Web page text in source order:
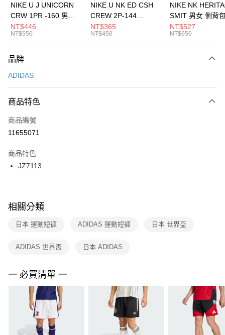
元大商業銀行
台灣樂天信用卡公司
全盈+PAY
AFTEE先享後付
【關於「AFTEE先享後付」】
便利好安心！
３．安心：先確認商品／服務後，再付款。
【「AFTEE先享後付」結帳流程】
１．於結帳方式選擇「AFTEE先享後付」後，將跳轉至「AFTEE先享後付」
２．訂單成立數日內，您將收到繳費通知簡訊。
３．收到繳費通知簡訊後14天內，點擊此簡訊中的連結，可透過四大超商／
ATM／網路銀行／等多元方式進行付款，方視為交易完成。
※ 交易是否成功請以「AFTEE先享後付 」之結帳頁面顯示為準，若有關於
是否繳費成功／繳費後需取消欲退款等相關疑問，請聯繫「AFTEE先享後付
客戶支援中心」https://netprotections.freshdesk.com/support/home
１．透過由恩沛科技股份有限公司提供之「AFTEE先享後付」服務完成之交
２．關於個人資料處理事宜，請瀏覽以下網址：
https://aftee.tw/terms/#terms3
３．未成年的使用者請事先徵得法定代理人或監護人之同意方可使用
「AFTEE先享後付」，若未經同意申辦者引起之損失，本公司不負相關責
４．使用「AFTEE先享後付」時，將依據個別帳號之用戶狀況，依本公司即
時審查核予不同之上限額度；若仍有額度不足之情形，本公司將視審查結果
運送方式
每筆NT$100，滿NT$1,500(含以上)免運費
宅配
每筆NT$100，滿NT$1,500(含以上)免運費
付款後門市自取
每筆NT$100，滿NT$1,500(含以上)免運費
NIKE U J UNICORN
CRW 1PR -160 男女
中統襪 FZ3393100
NT$446
NT$550
NIKE U NK ED CSH
CREW 2P-144
EMBRDY 男女 短統襪
FZ3073133
NT$365
NT$450
NIKE NK
SMIT 男女 側背
BA5871010
NT$527
NT$650
品牌
ADIDAS
商品特色
商品編號
11655071
商品特色
JZ7113
相關分類
日本 運動短褲 ADIDAS 運動短褲 日本 世界盃
ADIDAS 世界盃 日本 ADIDAS
一 必買清單 一